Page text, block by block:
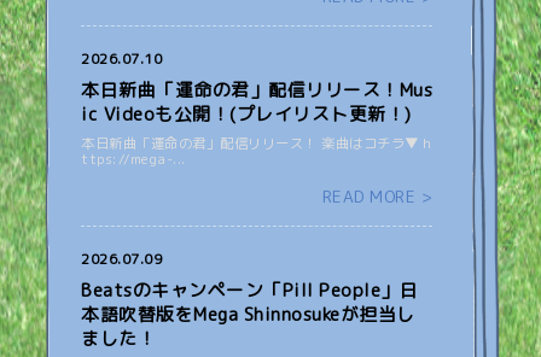
2026.07.10
本日新曲「運命の君」配信リリース！Mus
ic Videoも公開！(プレイリスト更新！)
本日新曲「運命の君」配信リリース！ 楽曲はコチラ▼ h
ttps://mega-...
READ MORE >
2026.07.09
Beatsのキャンペーン「Pill People」日
本語吹替版をMega Shinnosukeが担当し
ました！